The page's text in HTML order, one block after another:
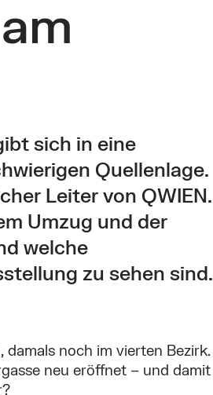
sich in eine
Quellenlage.
Leiter von QWIEN.
Umzug und der
welche
zu sehen sind.
damals noch im vierten Bezirk.
neu eröffnet – und damit